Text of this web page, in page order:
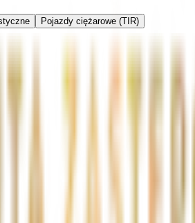
Pojazdy ciężarowe (TIR)